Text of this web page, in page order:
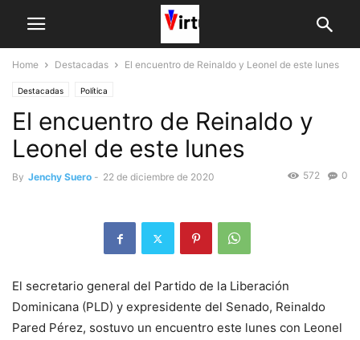
Home Destacadas El encuentro de Reinaldo y Leonel de este lunes
Destacadas Política
El encuentro de Reinaldo y
Leonel de este lunes
By Jenchy Suero - 22 de diciembre de 2020 0
572
El secretario general del Partido de la Liberación
Dominicana (PLD) y expresidente del Senado, Reinaldo
Pared Pérez, sostuvo un encuentro este lunes con Leonel